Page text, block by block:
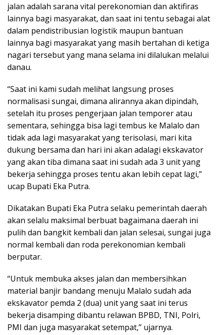
jalan adalah sarana vital perekonomian dan aktifiras
lainnya bagi masyarakat, dan saat ini tentu sebagai alat
dalam pendistribusian logistik maupun bantuan
lainnya bagi masyarakat yang masih bertahan di ketiga
nagari tersebut yang mana selama ini dilalukan melalui
danau.
“Saat ini kami sudah melihat langsung proses
normalisasi sungai, dimana alirannya akan dipindah,
setelah itu proses pengerjaan jalan temporer atau
sementara, sehingga bisa lagi tembus ke Malalo dan
tidak ada lagi masyarakat yang terisolasi, mari kita
dukung bersama dan hari ini akan adalagi ekskavator
yang akan tiba dimana saat ini sudah ada 3 unit yang
bekerja sehingga proses tentu akan lebih cepat lagi,”
ucap Bupati Eka Putra.
Dikatakan Bupati Eka Putra selaku pemerintah daerah
akan selalu maksimal berbuat bagaimana daerah ini
pulih dan bangkit kembali dan jalan selesai, sungai juga
normal kembali dan roda perekonomian kembali
berputar.
“Untuk membuka akses jalan dan membersihkan
material banjir bandang menuju Malalo sudah ada
ekskavator pemda 2 (dua) unit yang saat ini terus
bekerja disamping dibantu relawan BPBD, TNI, Polri,
PMI dan juga masyarakat setempat,” ujarnya.